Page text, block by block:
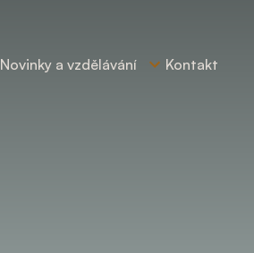
Novinky a vzdělávání Kontakt